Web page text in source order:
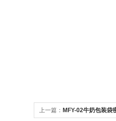
上一篇： MFY-02牛奶包装袋